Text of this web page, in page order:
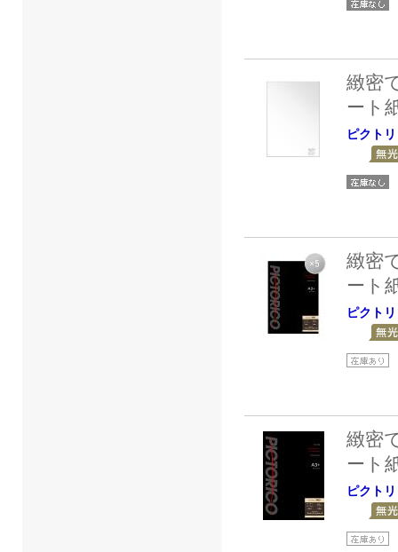
緻密
ート
ピクト
緻密
ート
ピクト
緻密
ート
ピクト